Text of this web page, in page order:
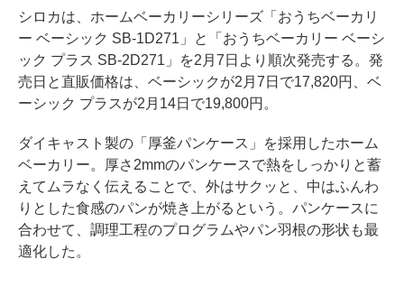
シロカは、ホームベーカリーシリーズ「おうちベーカリ
ー ベーシック SB-1D271」と「おうちベーカリー ベーシ
ック プラス SB-2D271」を2月7日より順次発売する。発
売日と直販価格は、ベーシックが2月7日で17,820円、ベ
ーシック プラスが2月14日で19,800円。
ダイキャスト製の「厚釜パンケース」を採用したホーム
ベーカリー。厚さ2mmのパンケースで熱をしっかりと蓄
えてムラなく伝えることで、外はサクッと、中はふんわ
りとした食感のパンが焼き上がるという。パンケースに
合わせて、調理工程のプログラムやパン羽根の形状も最
適化した。